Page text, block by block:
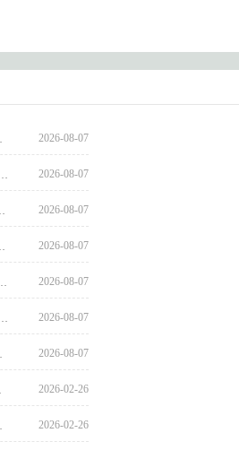
2026-08-07
2026-08-07
2026-08-07
2026-08-07
2026-08-07
2026-08-07
2026-08-07
2026-02-26
2026-02-26